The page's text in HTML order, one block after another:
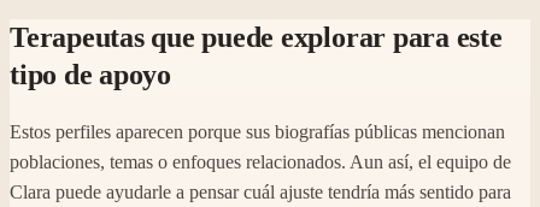
Terapeutas que puede explorar para este
tipo de apoyo
Estos perfiles aparecen porque sus biografías públicas mencionan
poblaciones, temas o enfoques relacionados. Aun así, el equipo de
Clara puede ayudarle a pensar cuál ajuste tendría más sentido para